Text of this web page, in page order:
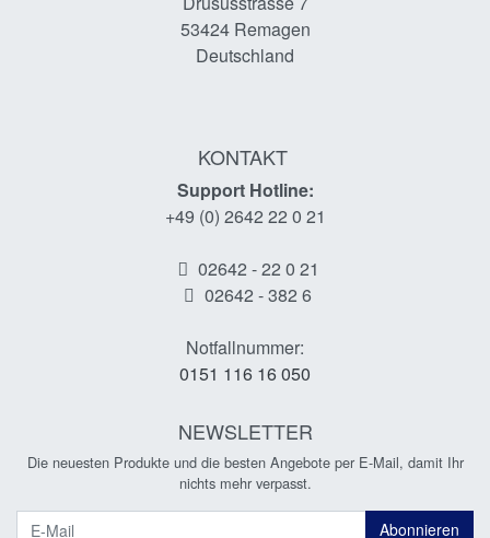
53424Remagen
Deutschland
KONTAKT
Support Hotline:
+49 (0) 2642 22 0 21
02642 - 22 0 21
02642 - 382 6
Notfallnummer:
0151 116 16 050
NEWSLETTER
Die neuesten Produkte und die besten Angebote per E-Mail, damit Ihr
nichts mehr verpasst.
Abonnieren